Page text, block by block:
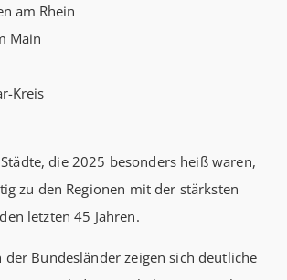
am Rhein
Main
Kreis
die 2025 besonders heiß waren,
zu den Regionen mit der stärksten
letzten 45 Jahren.
der Bundesländer zeigen sich deutliche